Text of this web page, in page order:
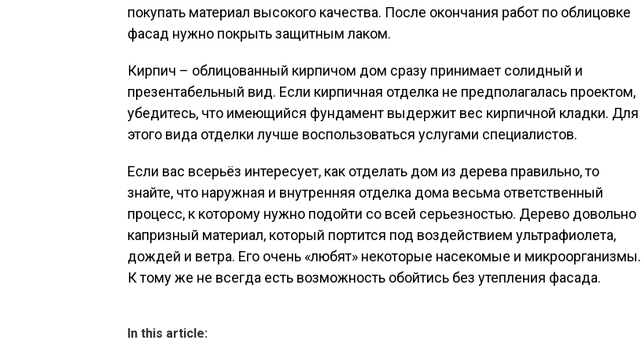
покупать материал высокого качества. После окончания работ по облицовке
фасад нужно покрыть защитным лаком.
Кирпич – облицованный кирпичом дом сразу принимает солидный и
презентабельный вид. Если кирпичная отделка не предполагалась проектом,
убедитесь, что имеющийся фундамент выдержит вес кирпичной кладки. Для
этого вида отделки лучше воспользоваться услугами специалистов.
Если вас всерьёз интересует, как отделать дом из дерева правильно, то
знайте, что наружная и внутренняя отделка дома весьма ответственный
процесс, к которому нужно подойти со всей серьезностью. Дерево довольно
капризный материал, который портится под воздействием ультрафиолета,
дождей и ветра. Его очень «любят» некоторые насекомые и микроорганизмы.
К тому же не всегда есть возможность обойтись без утепления фасада.
In this article: